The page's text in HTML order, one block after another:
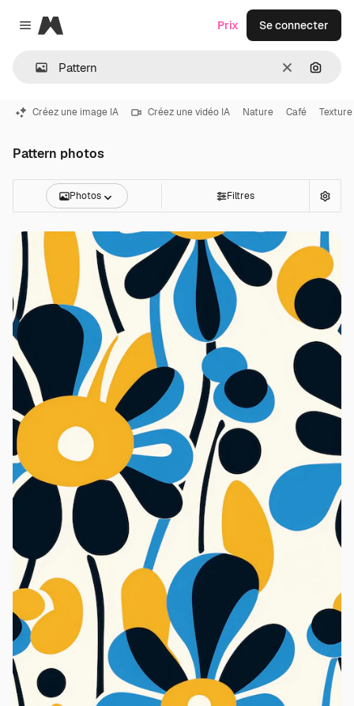
Close menu
Magnific
Effacer
Prix Se connecter
Créez une image IA Créez une vidéo IA Nature Café Texture
Pattern photos
Photos Filtres